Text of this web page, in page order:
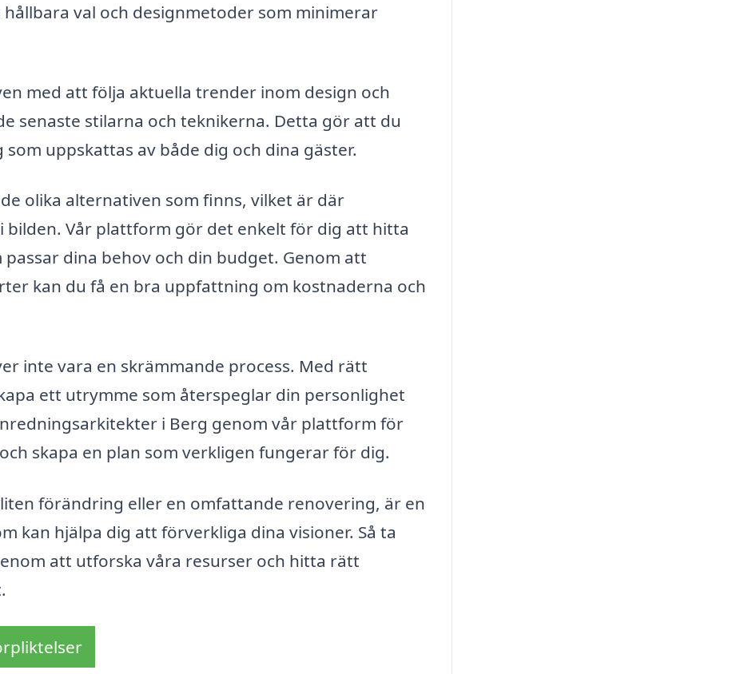
hållbara val och designmetoder som minimerar
med att följa aktuella trender inom design och
senaste stilarna och teknikerna. Detta gör att du
uppskattas av både dig och dina gäster.
olika alternativen som finns, vilket är där
Vår plattform gör det enkelt för dig att hitta
dina behov och din budget. Genom att
kan du få en bra uppfattning om kostnaderna och
inte vara en skrämmande process. Med rätt
ett utrymme som återspeglar din personlighet
i Berg genom vår plattform för
skapa en plan som verkligen fungerar för dig.
förändring eller en omfattande renovering, är en
kan hjälpa dig att förverkliga dina visioner. Så ta
att utforska våra resurser och hitta rätt